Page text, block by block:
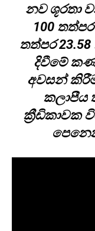
නව ශූරතා
100
තත්පර
දිවීමේ
අවසන්
කලාපීය
ක්‍රීඩිකාවක